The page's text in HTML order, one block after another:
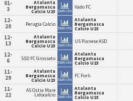
01-
3
Atalanta
Bergamasca
Calcio U23 Statistici
Vado FC
12-
20
Perugia Calcio
Statistici
Atalanta
Bergamasca
Calcio U23
12-
13
Atalanta
Bergamasca
Calcio U23 Statistici
US Pianese ASD
12-
6
SSD FC Grosseto
Statistici
Atalanta
Bergamasca
Calcio U23
11-
29
Atalanta
Bergamasca
Calcio U23 Statistici
FC Forli
11-
22
AS Ostia Mare
Lidocalcio Statistici
Atalanta
Bergamasca
Calcio U23